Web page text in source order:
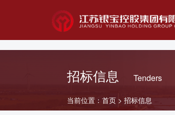
首页
集
招标信息 Tenders
当前位置：首页 >招标信息